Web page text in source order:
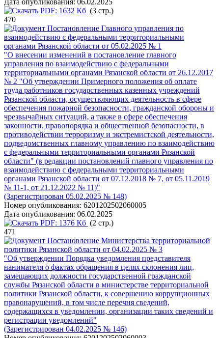
Дата опубликования: 06.02.2025
PDF: 1632 Кб (3 стр.)
470
Постановление Главного управления по
взаимодействию с федеральными территориальными
органами Рязанской области от 05.02.2025 № 1
"О внесении изменений в постановление главного
управления по взаимодействию с федеральными
территориальными органами Рязанской области от 26.12.2017
№ 2 "Об утверждении Примерного положения об оплате
труда работников государственных казенных учреждений
Рязанской области, осуществляющих деятельность в сфере
обеспечения пожарной безопасности, гражданской обороны и
чрезвычайных ситуаций, а также в сфере обеспечения
законности, правопорядка и общественной безопасности, в
противодействии терроризму и экстремистской деятельности,
подведомственных главному управлению по взаимодействию
с федеральными территориальными органами Рязанской
области" (в редакции постановлений главного управления по
взаимодействию с федеральными территориальными
органами Рязанской области от 07.12.2018 № 7, от 05.11.2019
№ 11-1, от 21.12.2022 № 11)"
(Зарегистрирован 05.02.2025 № 148)
Номер опубликования: 6201202502060005
Дата опубликования: 06.02.2025
PDF: 1376 Кб (2 стр.)
471
Постановление Министерства территориальной
политики Рязанской области от 04.02.2025 № 3
"Об утверждении Порядка уведомления представителя
нанимателя о фактах обращения в целях склонения лиц,
замещающих должности государственной гражданской
службы Рязанской области в министерстве территориальной
политики Рязанской области, к совершению коррупционных
правонарушений, в том числе перечня сведений,
содержащихся в уведомлении, организации таких сведений и
регистрации уведомлений"
(Зарегистрирован 04.02.2025 № 146)